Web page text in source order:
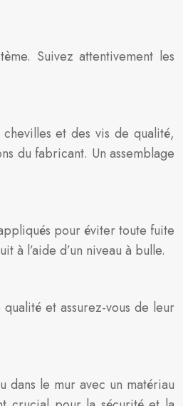
Suivez attentivement les
et des vis de qualité,
du fabricant. Un assemblage
pour éviter toute fuite
à l’aide d’un niveau à bulle.
et assurez-vous de leur
dans le mur avec un matériau